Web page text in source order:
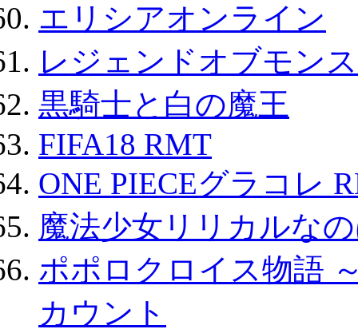
エリシアオンライン
レジェンドオブモン
黒騎士と白の魔王
FIFA18 RMT
ONE PIECEグラコレ
魔法少女リリカルな
ポポロクロイス物語
カウント